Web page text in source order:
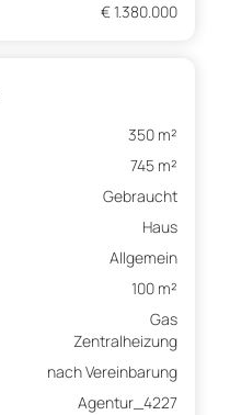
€ 1.380.000
350 m²
745 m²
Gebraucht
Haus
Allgemein
100 m²
Gas
Zentralheizung
nach Vereinbarung
Agentur_4227